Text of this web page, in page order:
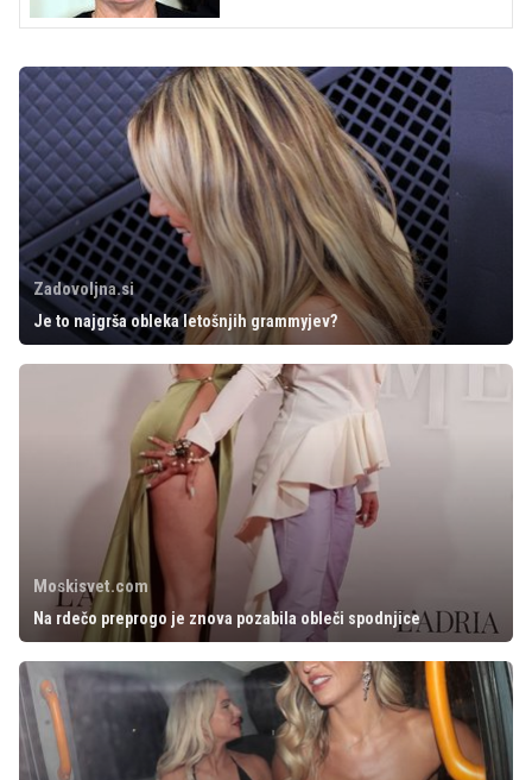
Zadovoljna.si
Je to najgrša obleka letošnjih grammyjev?
Moskisvet.com
Na rdečo preprogo je znova pozabila obleči spodnjice